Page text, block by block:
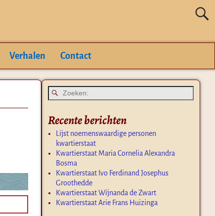
Verhalen Contact
Recente berichten
Lijst noemenswaardige personen
kwartierstaat
Kwartierstaat Maria Cornelia Alexandra
Bosma
Kwartierstaat Ivo Ferdinand Josephus
Groothedde
Kwartierstaat Wijnanda de Zwart
Kwartierstaat Arie Frans Huizinga